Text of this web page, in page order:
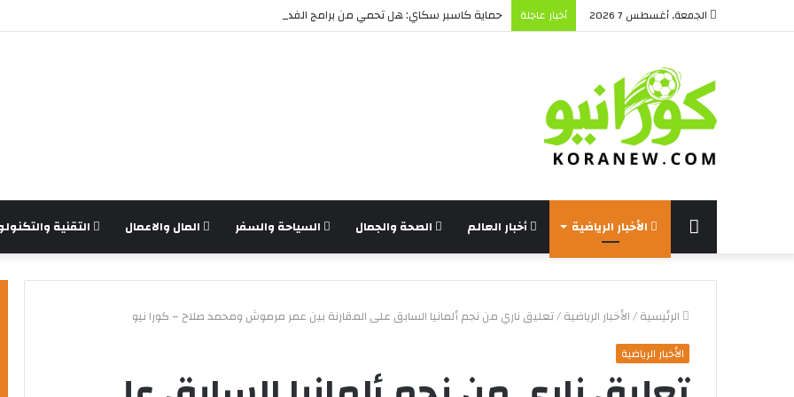
الجمعة, أغسطس 7 2026 أخبار عاجلة حماية كاسبر سكاي: هل تحمي من برامج الفدية والاختراقات الحديثة؟
الرئيسة الأخبار الرياضية أخبار العالم الصحة والجمال السياحة والسفر المال والاعمال التقنية
الرئيسية/الأخبار الرياضية/تعليق ناري من نجم ألمانيا السابق على المقارنة بين عمر مرموش ومحمد صلاح – كورا نيو
الأخبار الرياضية